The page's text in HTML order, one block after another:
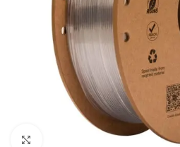
Noklikšķiniet, lai palielinātu